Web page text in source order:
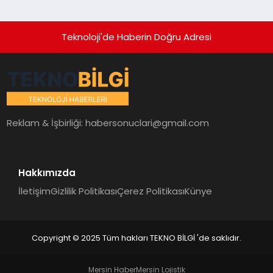
Teknoloji'de Haberin Doğru Adresi
Reklam & İşbirliği:habersonuclari@gmail.com
Hakkımızda
İletişimGizlilik PolitikasıÇerez PolitikasıKünye
Copyright © 2025 Tüm hakları TEKNO BİLGİ 'de saklıdır.
Mersin HaberMersin Lojistik